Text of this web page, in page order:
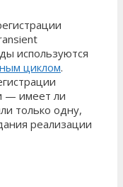
используются
циклом.
— имеет ли
только одну,
реализации